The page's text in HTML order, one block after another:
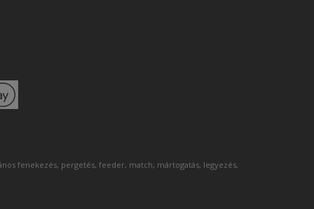
fenekezés, pergetés, feeder, match, mártogatás, legyezés,